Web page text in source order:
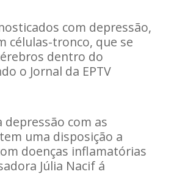
com depressão,
células-tronco, que se
dentro do
o Jornal da EPTV
com as
uma disposição a
doenças inflamatórias
Júlia Nacif á